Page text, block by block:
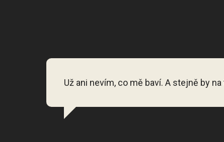
Už ani nevím, co mě baví. A stejně by